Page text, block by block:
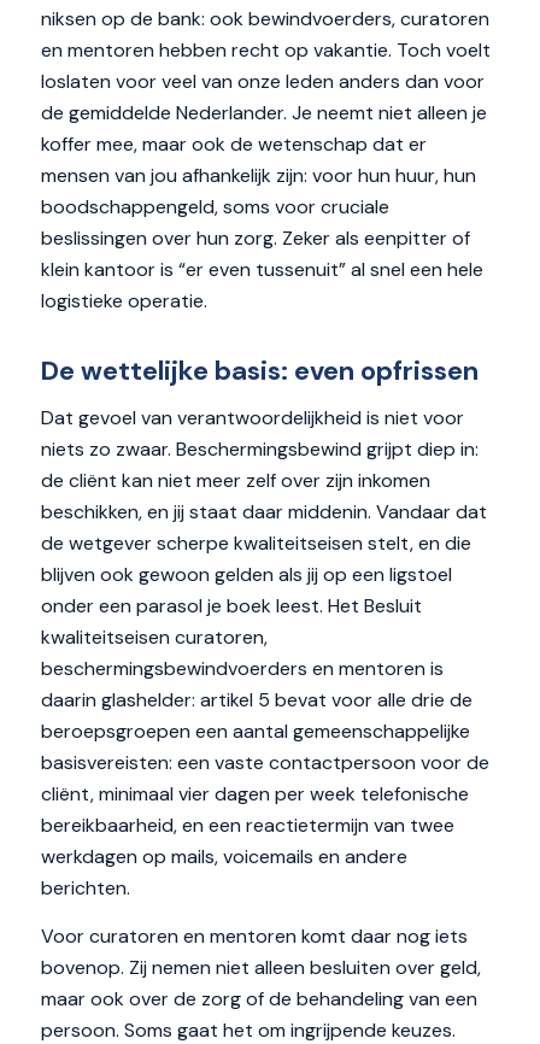
niksen op de bank: ook bewindvoerders, curatoren
en mentoren hebben recht op vakantie. Toch voelt
loslaten voor veel van onze leden anders dan voor
de gemiddelde Nederlander. Je neemt niet alleen je
koffer mee, maar ook de wetenschap dat er
mensen van jou afhankelijk zijn: voor hun huur, hun
boodschappengeld, soms voor cruciale
beslissingen over hun zorg. Zeker als eenpitter of
klein kantoor is “er even tussenuit” al snel een hele
logistieke operatie.
De wettelijke basis: even opfrissen
Dat gevoel van verantwoordelijkheid is niet voor
niets zo zwaar. Beschermingsbewind grijpt diep in:
de cliënt kan niet meer zelf over zijn inkomen
beschikken, en jij staat daar middenin. Vandaar dat
de wetgever scherpe kwaliteitseisen stelt, en die
blijven ook gewoon gelden als jij op een ligstoel
onder een parasol je boek leest. Het Besluit
kwaliteitseisen curatoren,
beschermingsbewindvoerders en mentoren is
daarin glashelder: artikel 5 bevat voor alle drie de
beroepsgroepen een aantal gemeenschappelijke
basisvereisten: een vaste contactpersoon voor de
cliënt, minimaal vier dagen per week telefonische
bereikbaarheid, en een reactietermijn van twee
werkdagen op mails, voicemails en andere
berichten.
Voor curatoren en mentoren komt daar nog iets
bovenop. Zij nemen niet alleen besluiten over geld,
maar ook over de zorg of de behandeling van een
persoon. Soms gaat het om ingrijpende keuzes.